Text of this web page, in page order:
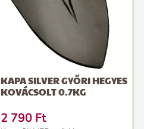
KAPA SILVER GYŐRI HEGYES
KOVÁCSOLT 0.7KG
2 790 Ft